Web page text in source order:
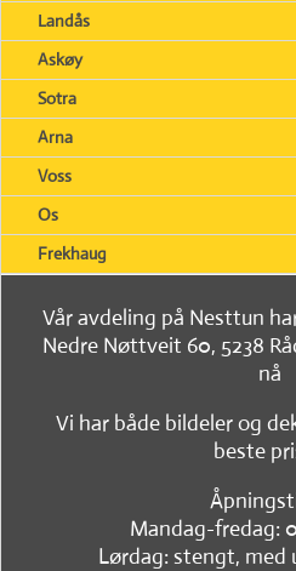
Landås
Askøy
Sotra
Arna
Voss
Os
Frekhaug
Vår avdeling på Nesttun
Nedre Nøttveit 60, 5238
nå
Vi har både bildeler og
beste
Mandag-fredag:
Lørdag: stengt, med